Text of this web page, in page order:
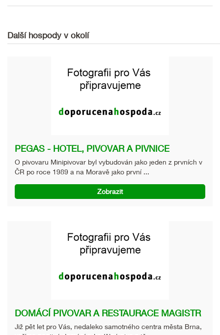
Další hospody v okolí
PEGAS - HOTEL, PIVOVAR A PIVNICE
O pivovaru Minipivovar byl vybudován jako jeden z prvních v
ČR po roce 1989 a na Moravě jako první ...
Zobrazit
DOMÁCÍ PIVOVAR A RESTAURACE MAGISTR
Již pět let pro Vás, nedaleko samotného centra města Brna,